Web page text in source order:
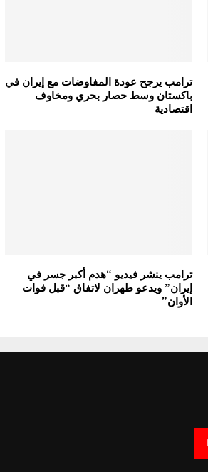
ترامب يرجح عودة المفاوضات مع إيران في
باكستان وسط حصار بحري ومخاوف
اقتصادية
ترامب ينشر فيديو “هدم أكبر جسر في
إيران” ويدعو طهران لاتفاق “قبل فوات
الأوان”